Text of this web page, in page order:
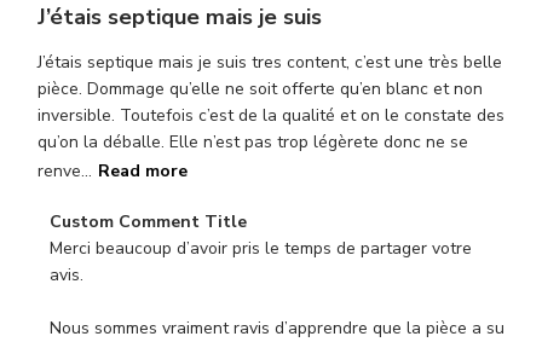
J’étais septique mais je suis
J’étais septique mais je suis tres content, c’est une très belle
pièce. Dommage qu’elle ne soit offerte qu’en blanc et non
inversible. Toutefois c’est de la qualité et on le constate des
qu’on la déballe. Elle n’est pas trop légèrete donc ne se
renve... Read more
on
Custom Comment Title
Merci beaucoup d’avoir pris le temps de partager votre
avis.
Nous sommes vraiment ravis d’apprendre que la pièce a su